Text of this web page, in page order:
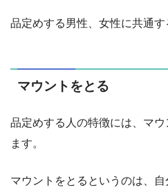
品定めする男性、女性に共通す
マウントをとる
品定めする人の特徴には、マ
ます。
マウントをとるというのは、